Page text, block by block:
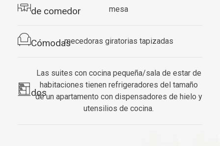
mesa
de comedor
Cómodasmecedoras giratorias tapizadas
Las suites con cocina pequeña/sala de estar de
dos
habitaciones tienen refrigeradores del tamaño
de un apartamento con dispensadores de hielo y
utensilios de cocina.